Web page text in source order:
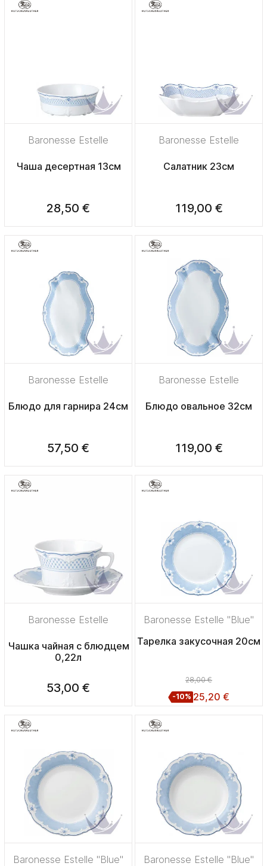
Baronesse Estelle
Чаша десертная 13см
28,50 €
Baronesse Estelle
Салатник 23см
119,00 €
Baronesse Estelle
Блюдо для гарнира 24см
57,50 €
Baronesse Estelle
Блюдо овальное 32см
119,00 €
Baronesse Estelle
Чашка чайная с блюдцем
0,22л
53,00 €
Baronesse Estelle "Blue"
Тарелка закусочная 20см
28,00 €
-10% 25,20 €
Baronesse Estelle "Blue" Baronesse Estelle "Blue"